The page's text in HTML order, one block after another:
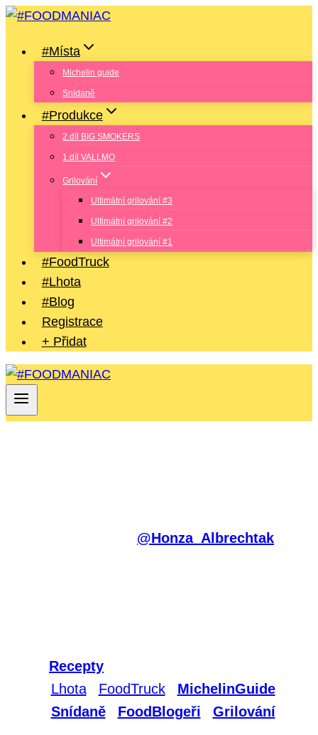
Přeskočit
obsah
#Místa
Michelin guide
Snídaně
#Produkce
2.díl BIG SMOKERS
1.díl VALLMO
Grilování
Ultimátní grilování #3
Ultimátní grilování #2
Ultimátní grilování #1
#FoodTruck
#Lhota
#Blog
Registrace
+ Přidat
@Honza_Albrechtak
Recepty
Lhota# FoodTruck# MichelinGuide
Snídaně# FoodBlogeři Grilování